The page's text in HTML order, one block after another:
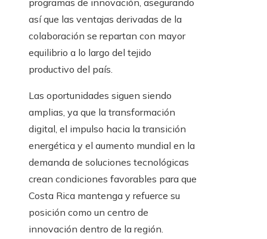
programas de innovación, asegurando
así que las ventajas derivadas de la
colaboración se repartan con mayor
equilibrio a lo largo del tejido
productivo del país.
Las oportunidades siguen siendo
amplias, ya que la transformación
digital, el impulso hacia la transición
energética y el aumento mundial en la
demanda de soluciones tecnológicas
crean condiciones favorables para que
Costa Rica mantenga y refuerce su
posición como un centro de
innovación dentro de la región.